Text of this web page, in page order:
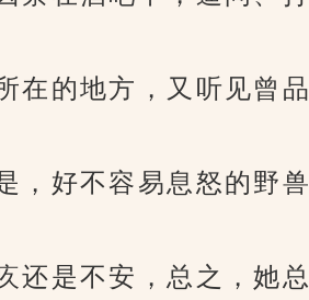
的地方，又听见曾品
好不容易息怒的野兽
是不安，总之，她总